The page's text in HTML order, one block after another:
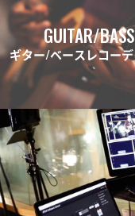
GUITAR/BASS
ギター/ベースレコー